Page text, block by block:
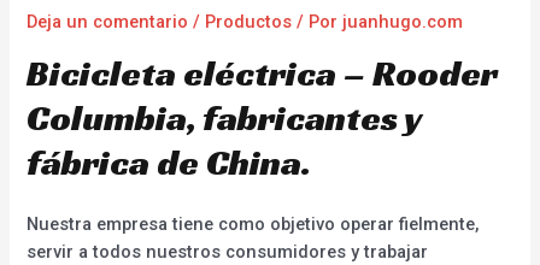
Deja un comentario / Productos / Por juanhugo.com
Bicicleta eléctrica – Rooder
Columbia, fabricantes y
fábrica de China.
Nuestra empresa tiene como objetivo operar fielmente,
servir a todos nuestros consumidores y trabajar